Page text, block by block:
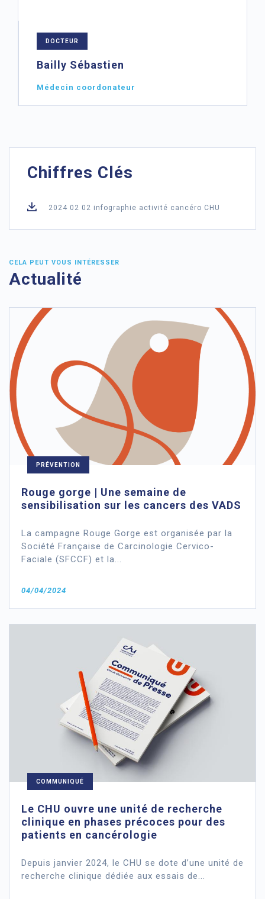
DOCTEUR
Bailly Sébastien
Médecin coordonateur
Chiffres Clés
2024 02 02 infographie activité cancéro CHU
CELA PEUT VOUS INTÉRESSER
Actualité
PRÉVENTION
Rouge gorge | Une semaine de
sensibilisation sur les cancers des VADS
La campagne Rouge Gorge est organisée par la
Société Française de Carcinologie Cervico-
Faciale (SFCCF) et la...
04/04/2024
COMMUNIQUÉ
Le CHU ouvre une unité de recherche
clinique en phases précoces pour des
patients en cancérologie
Depuis janvier 2024, le CHU se dote d’une unité de
recherche clinique dédiée aux essais de...